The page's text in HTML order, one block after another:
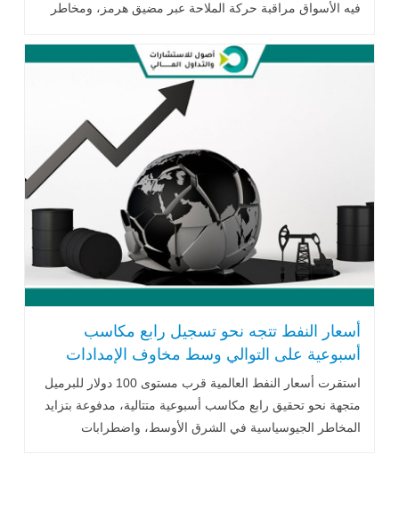
فيه الأسواق مراقبة حركة الملاحة عبر مضيق هرمز، ومخاطر
أسعار النفط تتجه نحو تسجيل رابع مكاسب
أسبوعية على التوالي وسط مخاوف الإمدادات
استقرت أسعار النفط العالمية قرب مستوى 100 دولار للبرميل
متجهة نحو تحقيق رابع مكاسب أسبوعية متتالية، مدفوعة بتزايد
المخاطر الجيوسياسية في الشرق الأوسط، واضطرابات